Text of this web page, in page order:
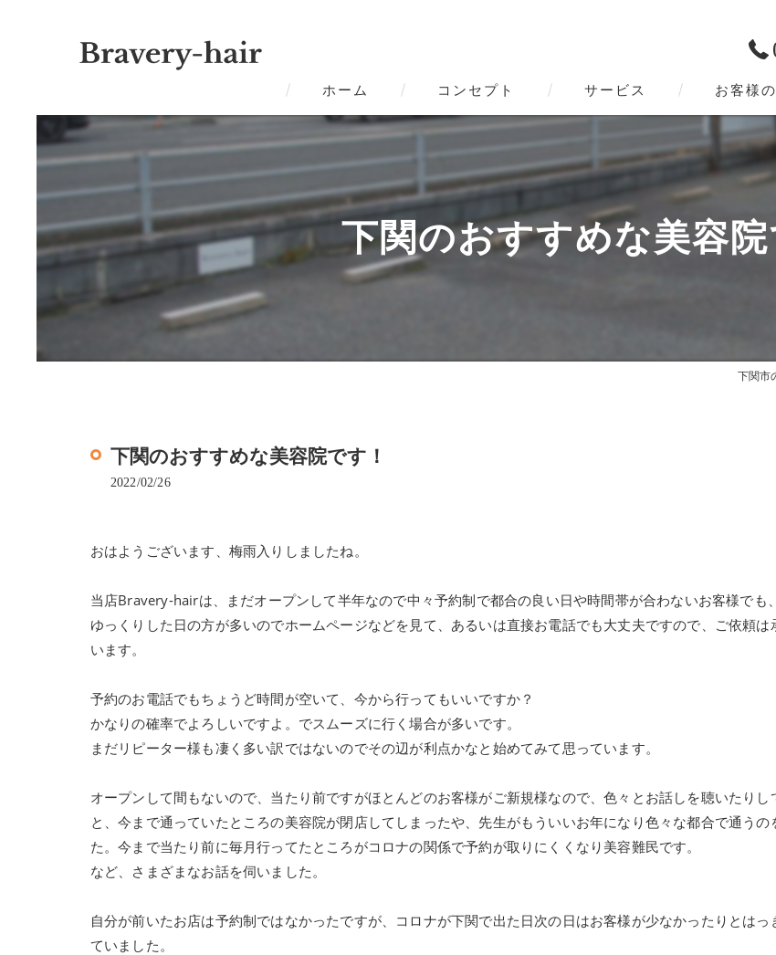
ホーム コンセプト
下関市の美容院･Bravery-hairの評判
下関市の美容院･Bravery-hairのお客様の声
サービス お客様
下関のおすすめな美容院
下関市
下関のおすすめな美容院です！
2022/02/26
おはようございます、梅雨入りしましたね。
当店Bravery-hairは、まだオープンして半年なので中々予約制で都合の良い日や時間帯が合わないお客様でも
ゆっくりした日の方が多いのでホームページなどを見て、あるいは直接お電話でも大丈夫ですので、ご依頼は
います。
予約のお電話でもちょうど時間が空いて、今から行ってもいいですか？
かなりの確率でよろしいですよ。でスムーズに行く場合が多いです。
まだリピーター様も凄く多い訳ではないのでその辺が利点かなと始めてみて思っています。
オープンして間もないので、当たり前ですがほとんどのお客様がご新規様なので、色々とお話しを聴いたりし
と、今まで通っていたところの美容院が閉店してしまったや、先生がもういいお年になり色々な都合で通うの
た。今まで当たり前に毎月行ってたところがコロナの関係で予約が取りにくくなり美容難民です。
など、さまざまなお話を伺いました。
自分が前いたお店は予約制ではなかったですが、コロナが下関で出た日次の日はお客様が少なかったりとはっ
ていました。